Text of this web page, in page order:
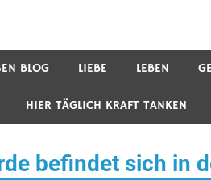
BLOG LIEBE LEBEN
HIER TÄGLICH KRAFT TANKEN
befindet sich in